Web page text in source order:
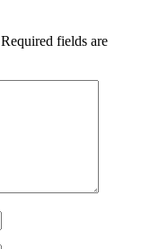
Required fields are